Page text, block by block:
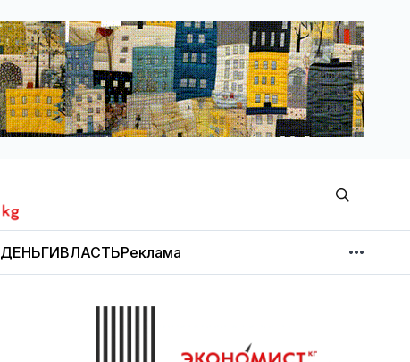
ДЕНЬГИВЛАСТЬРеклама
МНЕНИЕ